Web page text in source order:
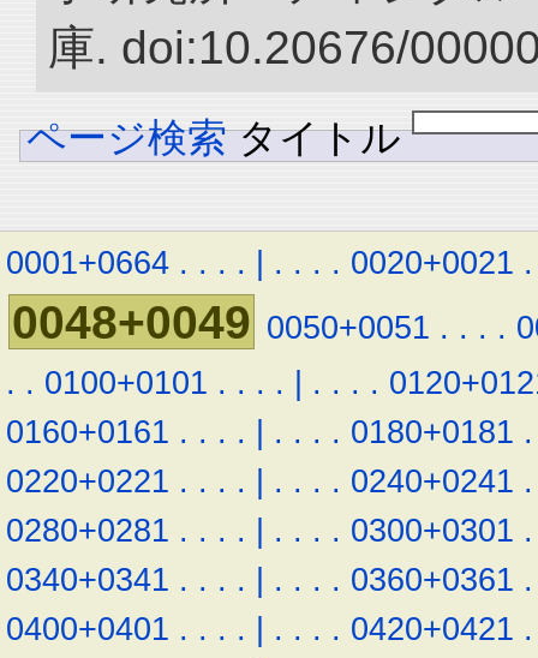
庫. doi:10.20676/
ページ検索 タイトル
0001+0664 . . . . | . . . . 0020+0021 .
0048+0049 0050+0051 . . . .
. . 0100+0101 . . . . | . . . .
0160+0161 . . . . | . . . . 0180+0181 .
0220+0221 . . . . | . . . . 0240+0241 .
0280+0281 . . . . | . . . . 0300+0301 .
0340+0341 . . . . | . . . . 0360+0361 .
0400+0401 . . . . | . . . . 0420+0421 .